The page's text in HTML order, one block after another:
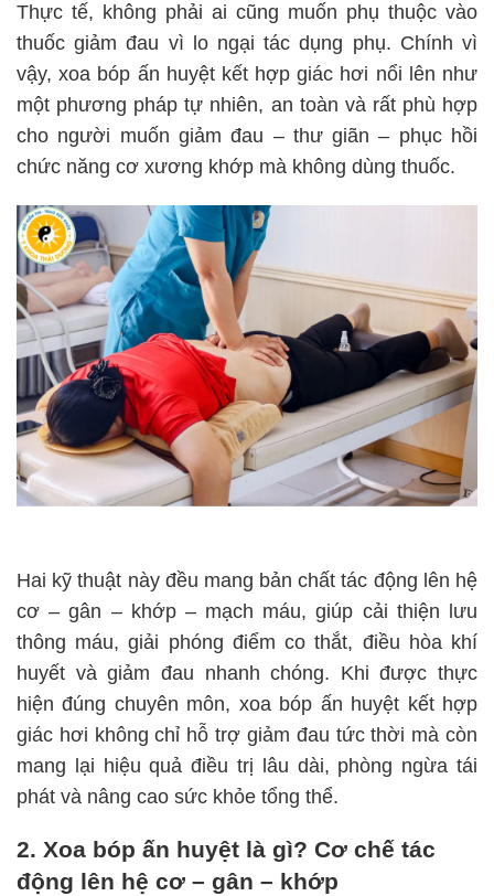
Thực tế, không phải ai cũng muốn phụ thuộc vào
thuốc giảm đau vì lo ngại tác dụng phụ. Chính vì
vậy, xoa bóp ấn huyệt kết hợp giác hơi nổi lên như
một phương pháp tự nhiên, an toàn và rất phù hợp
cho người muốn giảm đau – thư giãn – phục hồi
chức năng cơ xương khớp mà không dùng thuốc.
Hai kỹ thuật này đều mang bản chất tác động lên hệ
cơ – gân – khớp – mạch máu, giúp cải thiện lưu
thông máu, giải phóng điểm co thắt, điều hòa khí
huyết và giảm đau nhanh chóng. Khi được thực
hiện đúng chuyên môn, xoa bóp ấn huyệt kết hợp
giác hơi không chỉ hỗ trợ giảm đau tức thời mà còn
mang lại hiệu quả điều trị lâu dài, phòng ngừa tái
phát và nâng cao sức khỏe tổng thể.
2. Xoa bóp ấn huyệt là gì? Cơ chế tác
động lên hệ cơ – gân – khớp